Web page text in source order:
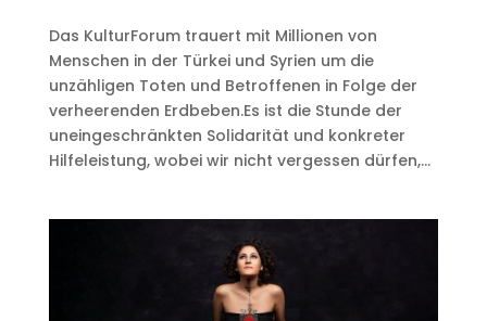
Das KulturForum trauert mit Millionen von
Menschen in der Türkei und Syrien um die
unzähligen Toten und Betroffenen in Folge der
verheerenden Erdbeben.Es ist die Stunde der
uneingeschränkten Solidarität und konkreter
Hilfeleistung, wobei wir nicht vergessen dürfen,...